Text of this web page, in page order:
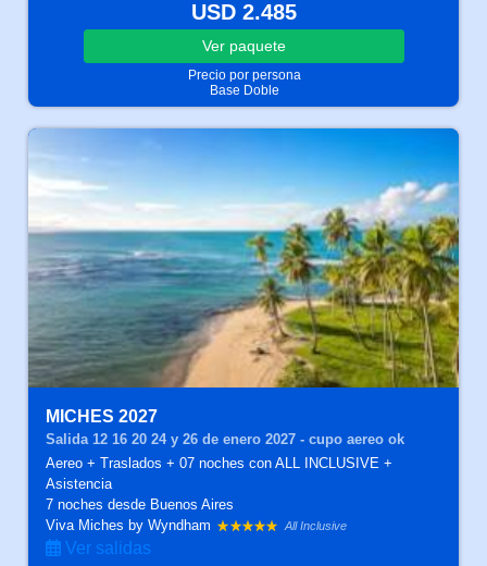
USD 2.485
Ver paquete
Precio por persona
Base Doble
MICHES 2027
Salida 12 16 20 24 y 26 de enero 2027 - cupo aereo ok
Aereo + Traslados + 07 noches con ALL INCLUSIVE +
Asistencia
7 nochesdesde Buenos Aires
Viva Miches by Wyndham
All Inclusive
Ver salidas